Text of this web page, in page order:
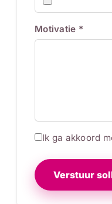
Motivatie *
Ik ga akkoord
Verstuur